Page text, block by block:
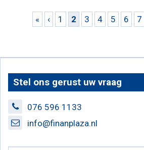
Pagina's
« ‹ 1 2 3 4 5 6 7
Stel ons gerust uw vraag
076 596 1133
info@finanplaza.nl